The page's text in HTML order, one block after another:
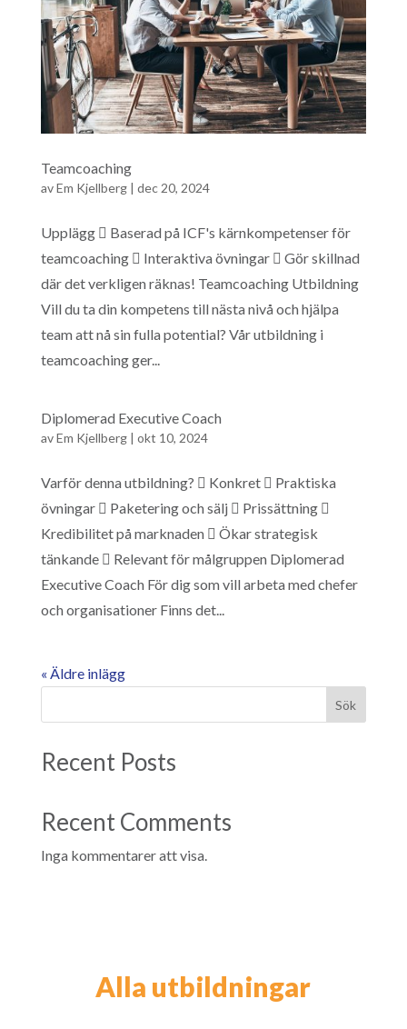
Teamcoaching
avEm Kjellberg| dec 20, 2024
Upplägg  Baserad på ICF's kärnkompetenser för
teamcoaching  Interaktiva övningar  Gör skillnad
där det verkligen räknas! Teamcoaching Utbildning
Vill du ta din kompetens till nästa nivå och hjälpa
team att nå sin fulla potential? Vår utbildning i
teamcoaching ger...
Diplomerad Executive Coach
avEm Kjellberg| okt 10, 2024
Varför denna utbildning?  Konkret  Praktiska
övningar  Paketering och sälj  Prissättning 
Kredibilitet på marknaden  Ökar strategisk
tänkande  Relevant för målgruppen Diplomerad
Executive Coach För dig som vill arbeta med chefer
och organisationer Finns det...
« Äldre inlägg
Sök
Recent Posts
Recent Comments
Inga kommentarer att visa.
Alla utbildningar